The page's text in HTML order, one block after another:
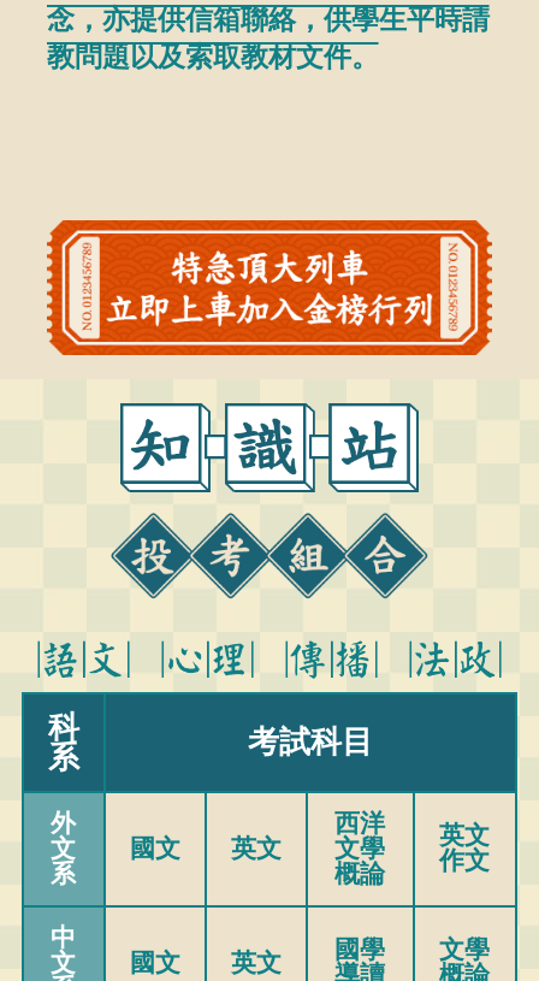
念，亦提供信箱聯絡，供學生平時請
教問題以及索取教材文件。
科
系
考試科目
外
文
系
國文 英文
西洋
文學
概論
英文
作文
中
文
國文 英文
國學
導讀
文學
概論